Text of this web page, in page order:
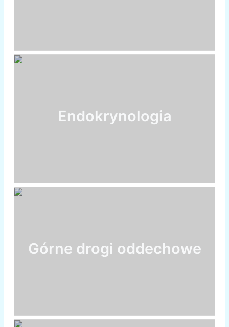
Endokrynologia
Górne drogi oddechowe